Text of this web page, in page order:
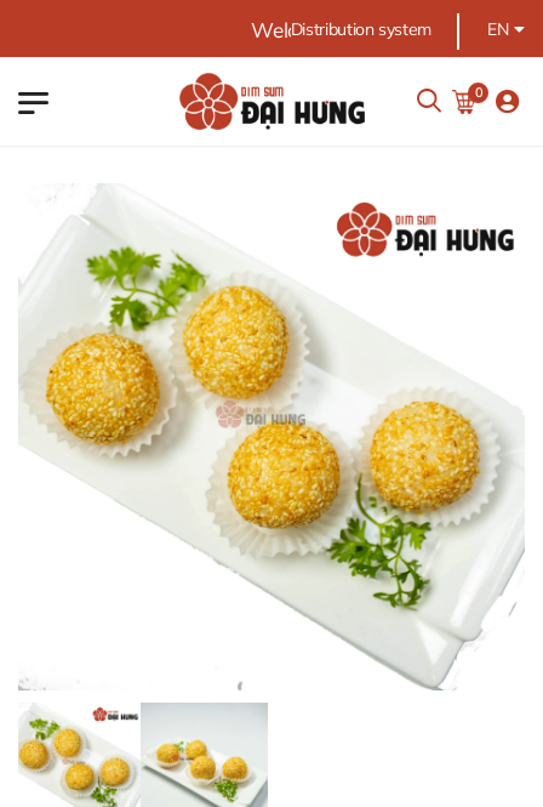
Welcome to DIMSUM Dai Hung
Distribution system EN
0